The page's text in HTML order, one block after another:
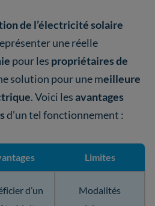
de l’électricité solaire
une réelle
pour les propriétaires de
solution pour une meilleure
. Voici lesavantages
d’un tel fonctionnement :
Limites
d’un
Modalités